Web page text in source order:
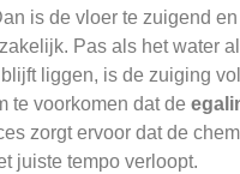
is de vloer te zuigend
Pas als het water
liggen, is de zuiging
te voorkomen dat de
zorgt ervoor dat de
juiste tempo verloopt.